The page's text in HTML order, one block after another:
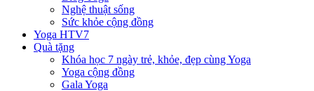
Nghệ thuật sống
Sức khỏe cộng đồng
Yoga HTV7
Quà tặng
Khóa học 7 ngày trẻ, khỏe, đẹp cùng Yoga
Yoga cộng đồng
Gala Yoga